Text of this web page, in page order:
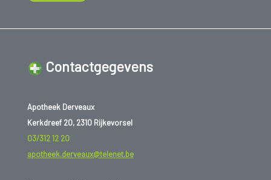
Contactgegevens
Apotheek Derveaux
Kerkdreef 20, 2310 Rijkevorsel
03/312 12 20
apotheek.derveaux@telenet.be